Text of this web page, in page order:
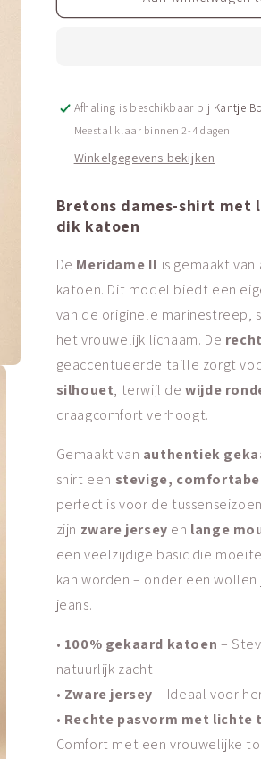
klassiek
|
ZWAAR
|
II
klassiek
|
ZWAAR
|
II
Afhaling is beschikbaar bij Kantje
Meestal klaar binnen 2-4 dagen
Winkelgegevens bekijken
Bretons dames-shirt met
dik katoen
De Meridame II is gemaakt
katoen. Dit model biedt een
van de originele marinestreep,
het vrouwelijk lichaam. De
geaccentueerde taille zorgt
silhouet, terwijl dewijde
draagcomfort verhoogt.
Gemaakt van authentiek
shirt een stevige,
perfect is voor de
zijn zware jersey en lange
een veelzijdige basic die
kan worden – onder een
jeans.
• 100% gekaard katoen –
natuurlijk zacht
• Zware jersey – Ideaal voor
• Rechte pasvorm met
Comfort met een vrouwelijke